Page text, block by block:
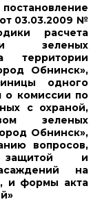
03.03.2009 №
расчета
зеленых
территории
Обнинск»,
одного
о комиссии по
с охраной,
зеленых
Обнинск»,
вопросов,
и
на
и формы акта